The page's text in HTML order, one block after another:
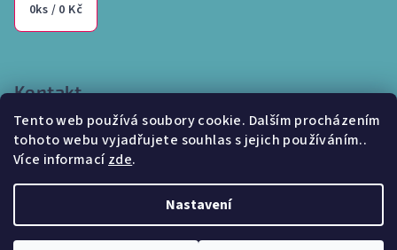
Tento web používá soubory cookie. Dalším procházením
tohoto webu vyjadřujete souhlas s jejich používáním..
Více informacízde.
Nastavení
0ks / 0 Kč
Kontakt
info @internetparfem.cz
603 100 829